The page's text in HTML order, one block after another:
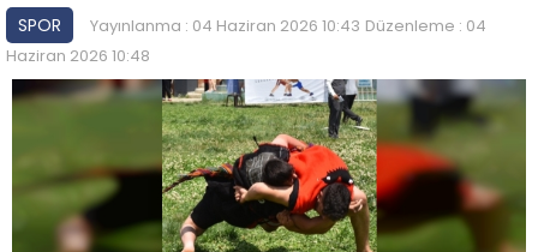
SPOR Yayınlanma : 04 Haziran 2026 10:43 Düzenleme : 04
Haziran 2026 10:48